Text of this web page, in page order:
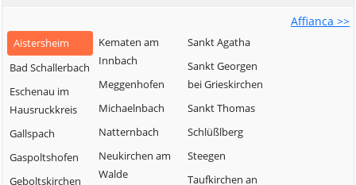
Affianca >>
Aistersheim
Bad Schallerbach
Eschenau im
Hausruckkreis
Gallspach
Gaspoltshofen
Geboltskirchen
Kematen am
Innbach
Meggenhofen
Michaelnbach
Natternbach
Neukirchen am
Walde
Sankt Agatha
Sankt Georgen
bei Grieskirchen
Sankt Thomas
Schlüßlberg
Steegen
Taufkirchen an